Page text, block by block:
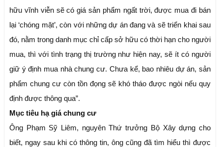
hữu vĩnh viễn sẽ có giá sản phẩm ngất trời, được mua đi bán
lại ‘chóng mặt’, còn với những dự án đang và sẽ triển khai sau
đó, nằm trong danh mục chỉ cấp sở hữu có thời hạn cho người
mua, thì với tình trạng thị trường như hiện nay, sẽ ít có người
giữ ý định mua nhà chung cư. Chưa kể, bao nhiêu dự án, sản
phẩm chung cư còn tồn đọng sẽ khó tháo được ngòi nếu quy
định được thông qua”.
Mục tiêu hạ giá chung cư
Ông Phạm Sỹ Liêm, nguyên Thứ trưởng Bộ Xây dựng cho
biết, ngay sau khi có thông tin, ông cũng đã tìm hiểu thì được